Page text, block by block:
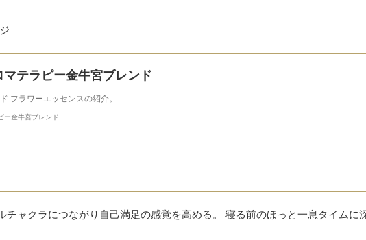
マテラピー金牛宮ブレンド
フラワーエッセンスの紹介。
ー金牛宮ブレンド
チャクラにつながり自己満足の感覚を高める。 寝る前のほっと一息タイムに